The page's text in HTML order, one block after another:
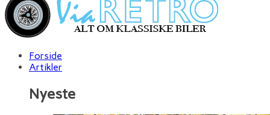
Forside
Artikler
Nyeste